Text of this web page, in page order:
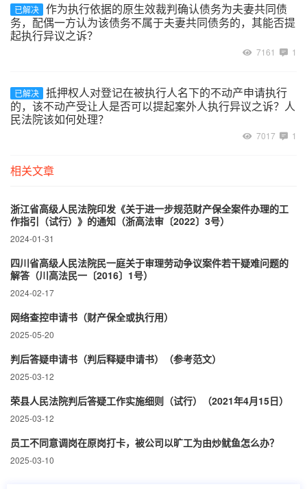
已解决 作为执行依据的原生效裁判确认债务为夫妻共同债
务，配偶一方认为该债务不属于夫妻共同债务的，其能否提
起执行异议之诉？
7161 1
已解决 抵押权人对登记在被执行人名下的不动产申请执行
的，该不动产受让人是否可以提起案外人执行异议之诉？人
民法院该如何处理？
7017 1
相关文章
浙江省高级人民法院印发《关于进一步规范财产保全案件办理的工
作指引（试行）》的通知（浙高法审〔2022〕3号）
2024-01-31
四川省高级人民法院民一庭关于审理劳动争议案件若干疑难问题的
解答（川高法民一〔2016〕1号）
2024-02-17
网络查控申请书（财产保全或执行用）
2025-05-20
判后答疑申请书（判后释疑申请书）（参考范文）
2025-03-12
荣县人民法院判后答疑工作实施细则（试行）（2021年4月15日）
2025-03-12
员工不同意调岗在原岗打卡，被公司以旷工为由炒鱿鱼怎么办？
2025-03-10